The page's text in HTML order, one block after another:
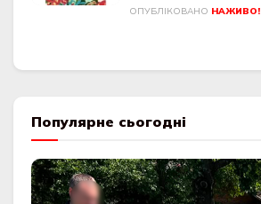
ОПУБЛІКОВАНО НАЖИВО!
Популярне сьогодні